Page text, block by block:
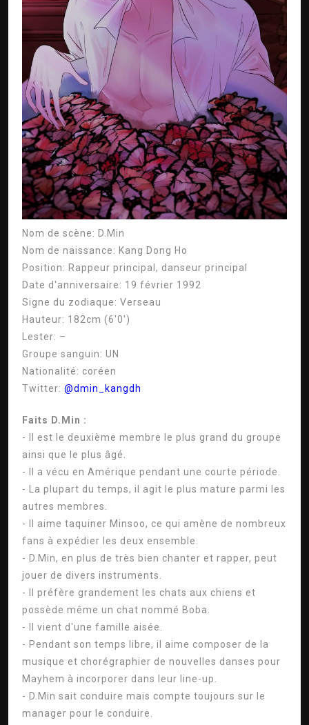
Nom de scène: D.Min
Nom de naissance: Kang Dong Ho
Position: Rappeur principal, danseur principal
Date d'anniversaire: 19 février 1992
Signe du zodiaque: Verseau
Hauteur: 182cm (6'0′)
Lester: –
Groupe sanguin: UN
Nationalité: coréen
Twitter: @dmin_kangdh
Faits D.Min :
- Il est le deuxième membre le plus grand du groupe
ainsi que le plus âgé.
- Il a vécu en Amérique pendant une courte période.
- La plupart du temps, il agit le plus mature parmi les
autres membres.
- Il aime taquiner Minsoo, ce qui amène de nombreux
fans à expédier les deux ensemble.
- D.Min, en plus de très bien chanter et rapper, peut
jouer de divers instruments.
- Il préfère grandement les chats aux chiens et
possède même un chat nommé Boba.
- Il vient d'une famille aisée.
- Pendant son temps libre, il aime composer de la
musique et chorégraphier de nouvelles danses pour
Mayhem à incorporer dans leur line-up.
- D.Min sait conduire mais compte toujours sur le
manager pour le conduire.